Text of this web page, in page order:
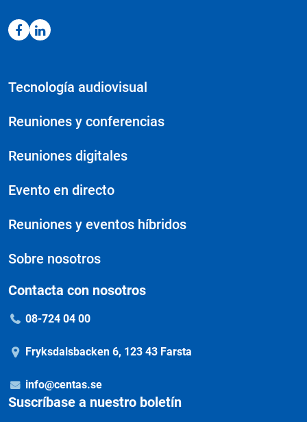
Tecnología audiovisual
Reuniones y conferencias
Reuniones digitales
Evento en directo
Reuniones y eventos híbridos
Sobre nosotros
Contacta con nosotros
08-724 04 00
Fryksdalsbacken 6, 123 43 Farsta
info@centas.se
Suscríbase a nuestro boletín